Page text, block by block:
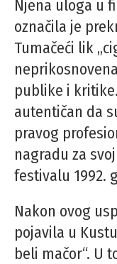
Njena uloga u
označila je
Tumačeći lik
publike i
autentičan da
pravog
nagradu za
festivalu 1992.
Nakon ovog
pojavila u
beli mačor“. U